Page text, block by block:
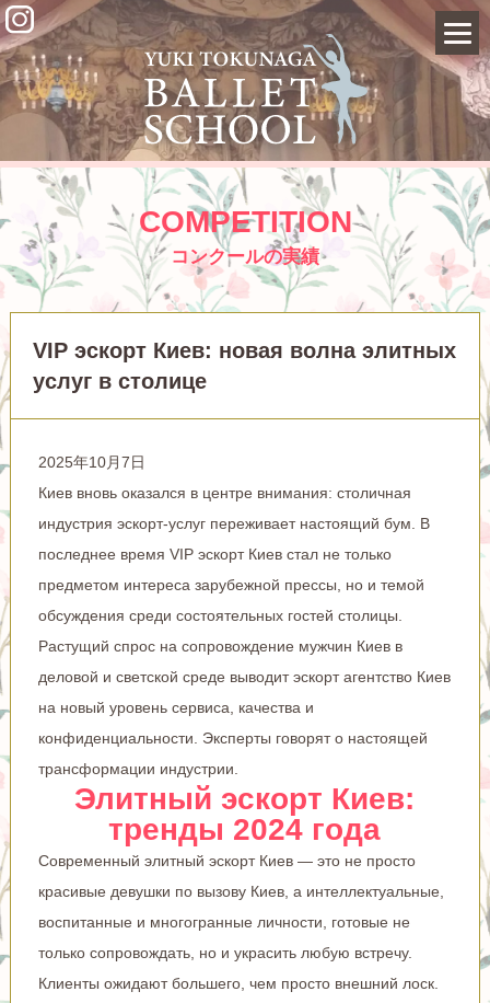
COMPETITION
コンクールの実績
VIP эскорт Киев: новая волна элитных
услуг в столице
2025年10月7日
Киев вновь оказался в центре внимания: столичная
индустрия эскорт-услуг переживает настоящий бум. В
последнее время VIP эскорт Киев стал не только
предметом интереса зарубежной прессы, но и темой
обсуждения среди состоятельных гостей столицы.
Растущий спрос на сопровождение мужчин Киев в
деловой и светской среде выводит эскорт агентство Киев
на новый уровень сервиса, качества и
конфиденциальности. Эксперты говорят о настоящей
трансформации индустрии.
Элитный эскорт Киев:
тренды 2024 года
Современный элитный эскорт Киев — это не просто
красивые девушки по вызову Киев, а интеллектуальные,
воспитанные и многогранные личности, готовые не
только сопровождать, но и украсить любую встречу.
Клиенты ожидают большего, чем просто внешний лоск.